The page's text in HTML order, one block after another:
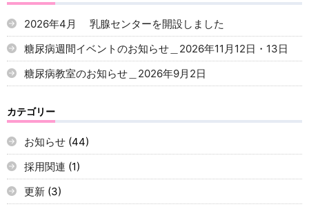
2026年4月 乳腺センターを開設しました
糖尿病週間イベントのお知らせ＿2026年11月12日・13日
糖尿病教室のお知らせ＿2026年9月2日
カテゴリー
お知らせ (44)
採用関連 (1)
更新 (3)